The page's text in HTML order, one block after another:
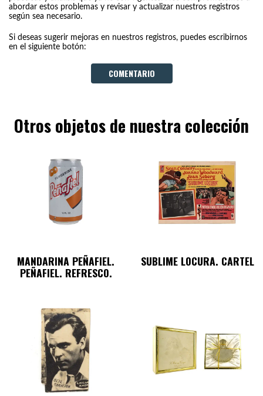
abordar estos problemas y revisar y actualizar nuestros registros
según sea necesario.
Si deseas sugerir mejoras en nuestros registros, puedes escribirnos
en el siguiente botón:
COMENTARIO
Otros objetos de nuestra colección
MANDARINA PEÑAFIEL.
PEÑAFIEL. REFRESCO.
SUBLIME LOCURA. CARTEL